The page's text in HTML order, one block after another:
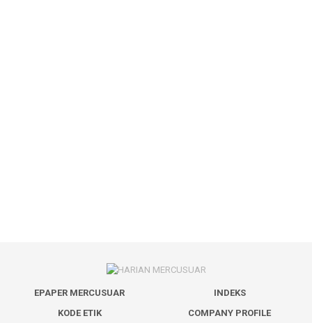
EPAPER MERCUSUAR
INDEKS
KODE ETIK
COMPANY PROFILE